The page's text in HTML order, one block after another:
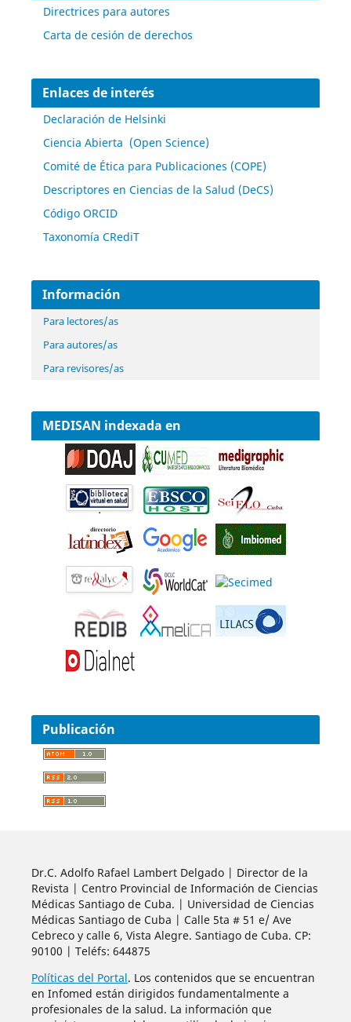
Directrices para autores
Carta de cesión de derechos
Enlaces de interés
Declaración de Helsinki
Ciencia Abierta (Open Science)
Comité de Ética para Publicaciones (COPE)
Descriptores en Ciencias de la Salud (DeCS)
Código ORCID
Taxonomía CRediT
Información
Para lectores/as
Para autores/as
Para revisores/as
MEDISAN indexada en
Publicación
Dr.C. Adolfo Rafael Lambert Delgado | Director de la
Revista | Centro Provincial de Información de Ciencias
Médicas Santiago de Cuba. | Universidad de Ciencias
Médicas Santiago de Cuba | Calle 5ta # 51 e/ Ave
Cebreco y calle 6, Vista Alegre. Santiago de Cuba. CP:
90100 | Teléfs: 644875
Políticas del Portal. Los contenidos que se encuentran
en Infomed están dirigidos fundamentalmente a
profesionales de la salud. La información que